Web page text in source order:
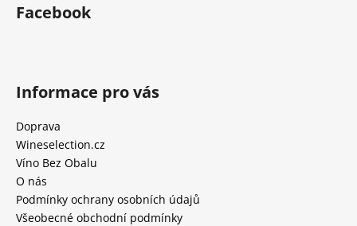
Facebook
Informace pro vás
Doprava
Wineselection.cz
Víno Bez Obalu
O nás
Podmínky ochrany osobních údajů
Všeobecné obchodní podmínky